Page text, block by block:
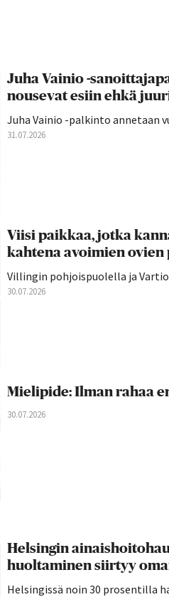
Juha Vainio -
nousevat esiin ehkä
Juha Vainio -palkinto annetaan
31.07.2026
Viisi paikkaa, jotka
kahtena avoimien ovien
Villingin pohjoispuolella ja
30.07.2026
Mielipide: Ilman rahaa
30.07.2026
Helsingin
huoltaminen siirtyy
Helsingissä noin 30 prosentilla